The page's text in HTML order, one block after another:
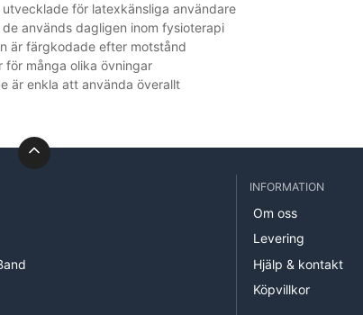
för latexkänsliga användare
används dagligen inom fysioterapi
är färgkodade efter motstånd
för många olika övningar
är enkla att använda överallt
INFORMATION
Om oss
Levering
Hjälp & kontakt
Köpvillkor